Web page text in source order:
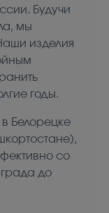
Будучи
мы
изделия
годы.
Белорецке
со
до